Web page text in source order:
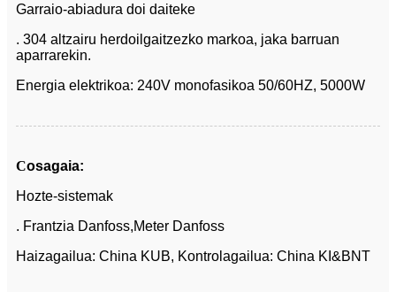
Garraio-abiadura doi daiteke
. 304 altzairu herdoilgaitzezko markoa, jaka barruan
aparrarekin.
Energia elektrikoa: 240V monofasikoa 50/60HZ, 5000W
Cosagaia:
Hozte-sistemak
. Frantzia Danfoss,Meter Danfoss
Haizagailua: China KUB, Kontrolagailua: China KI&BNT